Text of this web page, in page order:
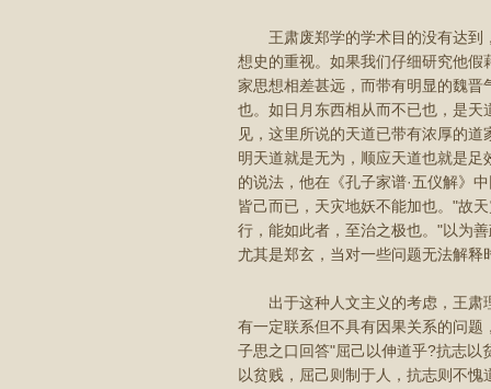
王肃废郑学的学术目的没有达到
想史的重视。如果我们仔细研究他
家思想相差甚远，而带有明显的魏晋
也。如日月东西相从而不已也，是
见，这里所说的天道已带有浓厚的
明天道就是无为，顺应天道也就是
的说法，他在《孔子家谱·五仪解》
皆己而已，天灾地妖不能加也。"故
行，能如此者，至治之极也。"以为
尤其是郑玄，当对一些问题无法解
出于这种人文主义的考虑，王肃
有一定联系但不具有因果关系的问题
子思之口回答"屈己以伸道乎?抗志以
以贫贱，屈己则制于人，抗志则不